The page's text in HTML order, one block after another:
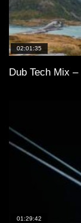
02:01:35
Dub Tech Mix
01:29:42